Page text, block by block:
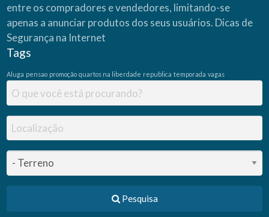
entre os compradores e vendedores, limitando-se
apenas a anunciar produtos dos seus usuários. Dicas de
Segurança na Internet
Tags
Aluga pensao promoção quartos na liberdade republica temporada vagas
Pesquisa